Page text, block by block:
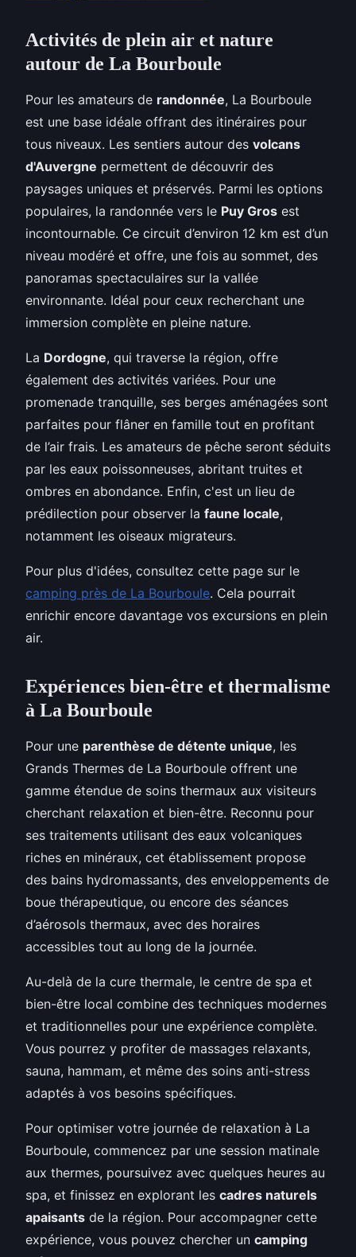
Activités de plein air et nature
autour de La Bourboule
Pour les amateurs de randonnée, La Bourboule
est une base idéale offrant des itinéraires pour
tous niveaux. Les sentiers autour des volcans
d'Auvergne permettent de découvrir des
paysages uniques et préservés. Parmi les options
populaires, la randonnée vers le Puy Gros est
incontournable. Ce circuit d’environ 12 km est d’un
niveau modéré et offre, une fois au sommet, des
panoramas spectaculaires sur la vallée
environnante. Idéal pour ceux recherchant une
immersion complète en pleine nature.
La Dordogne, qui traverse la région, offre
également des activités variées. Pour une
promenade tranquille, ses berges aménagées sont
parfaites pour flâner en famille tout en profitant
de l’air frais. Les amateurs de pêche seront séduits
par les eaux poissonneuses, abritant truites et
ombres en abondance. Enfin, c'est un lieu de
prédilection pour observer la faune locale,
notamment les oiseaux migrateurs.
Pour plus d'idées, consultez cette page sur le
camping près de La Bourboule. Cela pourrait
enrichir encore davantage vos excursions en plein
air.
Expériences bien-être et thermalisme
à La Bourboule
Pour une parenthèse de détente unique, les
Grands Thermes de La Bourboule offrent une
gamme étendue de soins thermaux aux visiteurs
cherchant relaxation et bien-être. Reconnu pour
ses traitements utilisant des eaux volcaniques
riches en minéraux, cet établissement propose
des bains hydromassants, des enveloppements de
boue thérapeutique, ou encore des séances
d’aérosols thermaux, avec des horaires
accessibles tout au long de la journée.
Au-delà de la cure thermale, le centre de spa et
bien-être local combine des techniques modernes
et traditionnelles pour une expérience complète.
Vous pourrez y profiter de massages relaxants,
sauna, hammam, et même des soins anti-stress
adaptés à vos besoins spécifiques.
Pour optimiser votre journée de relaxation à La
Bourboule, commencez par une session matinale
aux thermes, poursuivez avec quelques heures au
spa, et finissez en explorant les cadres naturels
apaisants de la région. Pour accompagner cette
expérience, vous pouvez chercher un camping